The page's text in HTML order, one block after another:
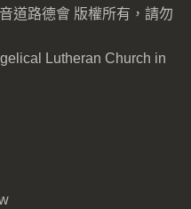
道路德會 版權所有，請勿
Lutheran Church in